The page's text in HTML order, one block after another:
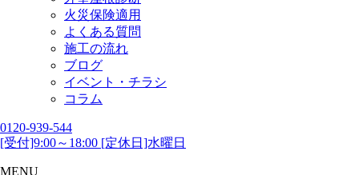
火災保険適用
よくある質問
施工の流れ
ブログ
イベント・チラシ
コラム
0120-939-544
[受付]9:00～18:00 [定休日]水曜日
MENU